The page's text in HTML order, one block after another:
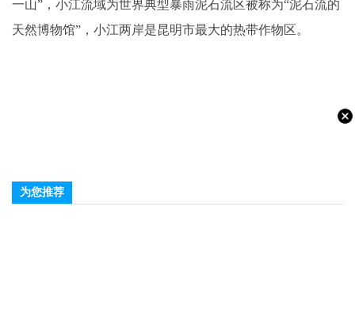
一山”，小江流域为世界典型暴雨泥石流区被称为“泥石流的
天然博物馆”，小江两岸是昆明市最大的热带作物区。
为您推荐